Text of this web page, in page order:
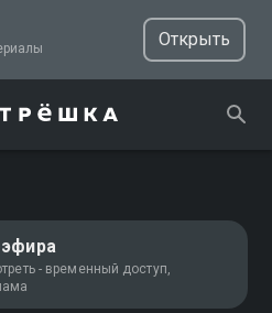
и сериалы
Открыть
- временный доступ,